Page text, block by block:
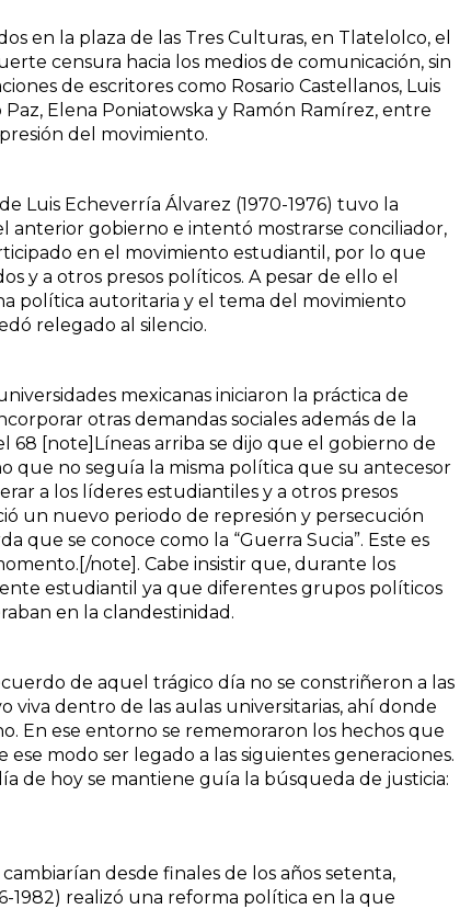
en la plaza de las Tres Culturas, en Tlatelolco, el
censura hacia los medios de comunicación, sin
de escritores como Rosario Castellanos, Luis
Elena Poniatowska y Ramón Ramírez, entre
del movimiento.
Luis Echeverría Álvarez (1970-1976) tuvo la
anterior gobierno e intentó mostrarse conciliador,
en el movimiento estudiantil, por lo que
y a otros presos políticos. A pesar de ello el
política autoritaria y el tema del movimiento
relegado al silencio.
mexicanas iniciaron la práctica de
otras demandas sociales además de la
[note]Líneas arriba se dijo que el gobierno de
que no seguía la misma política que su antecesor
a los líderes estudiantiles y a otros presos
un nuevo periodo de represión y persecución
que se conoce como la “Guerra Sucia”. Este es
note]. Cabe insistir que, durante los
estudiantil ya que diferentes grupos políticos
en la clandestinidad.
de aquel trágico día no se constriñeron a las
viva dentro de las aulas universitarias, ahí donde
En ese entorno se rememoraron los hechos que
modo ser legado a las siguientes generaciones.
de hoy se mantiene guía la búsqueda de justicia:
desde finales de los años setenta,
1982) realizó una reforma política en la que